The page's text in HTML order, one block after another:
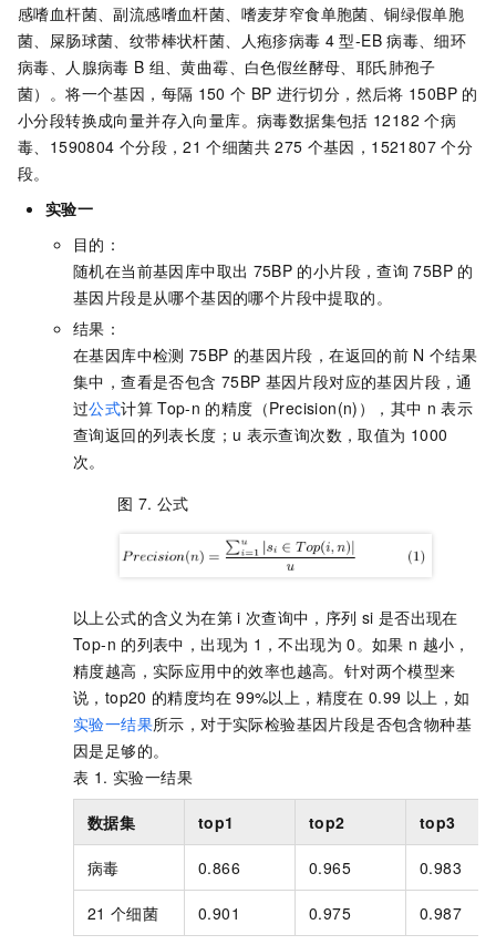
感嗜血杆菌、副流感嗜血杆菌、嗜麦芽窄食单胞菌、铜绿假单胞
菌、屎肠球菌、纹带棒状杆菌、人疱疹病毒 4 型-EB 病毒、细环
病毒、人腺病毒 B 组、黄曲霉、白色假丝酵母、耶氏肺孢子
菌）。将一个基因，每隔 150 个 BP 进行切分，然后将 150BP 的
小分段转换成向量并存入向量库。病毒数据集包括 12182 个病
毒、1590804 个分段，21 个细菌共 275 个基因，1521807 个分
段。
实验一
目的：
随机在当前基因库中取出 75BP 的小片段，查询 75BP 的
基因片段是从哪个基因的哪个片段中提取的。
结果：
在基因库中检测 75BP 的基因片段，在返回的前 N 个结果
集中，查看是否包含 75BP 基因片段对应的基因片段，通
过公式计算 Top-n 的精度（Precision(n)），其中 n 表示
查询返回的列表长度；u 表示查询次数，取值为 1000
次。
图 7. 公式
以上公式的含义为在第 i 次查询中，序列 si 是否出现在
Top-n 的列表中，出现为 1，不出现为 0。如果 n 越小，
精度越高，实际应用中的效率也越高。针对两个模型来
说，top20 的精度均在 99%以上，精度在 0.99 以上，如
实验一结果所示，对于实际检验基因片段是否包含物种基
因是足够的。
表 1. 实验一结果
数据集 top1 top2 top3
病毒 0.866 0.965 0.983
21 个细菌 0.901 0.975 0.987